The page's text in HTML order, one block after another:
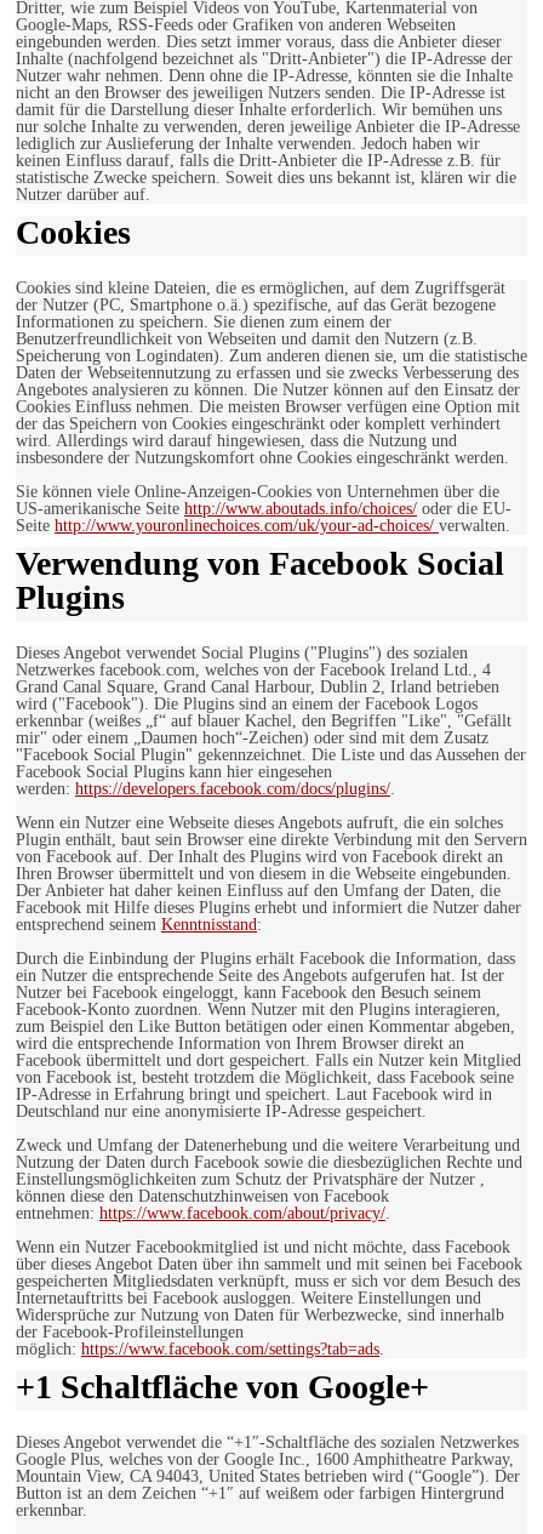
Dritter, wie zum Beispiel Videos von YouTube, Kartenmaterial von
Google-Maps, RSS-Feeds oder Grafiken von anderen Webseiten
eingebunden werden. Dies setzt immer voraus, dass die Anbieter dieser
Inhalte (nachfolgend bezeichnet als "Dritt-Anbieter") die IP-Adresse der
Nutzer wahr nehmen. Denn ohne die IP-Adresse, könnten sie die Inhalte
nicht an den Browser des jeweiligen Nutzers senden. Die IP-Adresse ist
damit für die Darstellung dieser Inhalte erforderlich. Wir bemühen uns
nur solche Inhalte zu verwenden, deren jeweilige Anbieter die IP-Adresse
lediglich zur Auslieferung der Inhalte verwenden. Jedoch haben wir
keinen Einfluss darauf, falls die Dritt-Anbieter die IP-Adresse z.B. für
statistische Zwecke speichern. Soweit dies uns bekannt ist, klären wir die
Nutzer darüber auf.
Cookies
Cookies sind kleine Dateien, die es ermöglichen, auf dem Zugriffsgerät
der Nutzer (PC, Smartphone o.ä.) spezifische, auf das Gerät bezogene
Informationen zu speichern. Sie dienen zum einem der
Benutzerfreundlichkeit von Webseiten und damit den Nutzern (z.B.
Speicherung von Logindaten). Zum anderen dienen sie, um die statistische
Daten der Webseitennutzung zu erfassen und sie zwecks Verbesserung des
Angebotes analysieren zu können. Die Nutzer können auf den Einsatz der
Cookies Einfluss nehmen. Die meisten Browser verfügen eine Option mit
der das Speichern von Cookies eingeschränkt oder komplett verhindert
wird. Allerdings wird darauf hingewiesen, dass die Nutzung und
insbesondere der Nutzungskomfort ohne Cookies eingeschränkt werden.
Sie können viele Online-Anzeigen-Cookies von Unternehmen über die
US-amerikanische Seite http://www.aboutads.info/choices/ oder die EU-
Seite http://www.youronlinechoices.com/uk/your-ad-choices/ verwalten.
Verwendung von Facebook Social
Plugins
Dieses Angebot verwendet Social Plugins ("Plugins") des sozialen
Netzwerkes facebook.com, welches von der Facebook Ireland Ltd., 4
Grand Canal Square, Grand Canal Harbour, Dublin 2, Irland betrieben
wird ("Facebook"). Die Plugins sind an einem der Facebook Logos
erkennbar (weißes „f“ auf blauer Kachel, den Begriffen "Like", "Gefällt
mir" oder einem „Daumen hoch“-Zeichen) oder sind mit dem Zusatz
"Facebook Social Plugin" gekennzeichnet. Die Liste und das Aussehen der
Facebook Social Plugins kann hier eingesehen
werden: https://developers.facebook.com/docs/plugins/.
Wenn ein Nutzer eine Webseite dieses Angebots aufruft, die ein solches
Plugin enthält, baut sein Browser eine direkte Verbindung mit den Servern
von Facebook auf. Der Inhalt des Plugins wird von Facebook direkt an
Ihren Browser übermittelt und von diesem in die Webseite eingebunden.
Der Anbieter hat daher keinen Einfluss auf den Umfang der Daten, die
Facebook mit Hilfe dieses Plugins erhebt und informiert die Nutzer daher
entsprechend seinem Kenntnisstand:
Durch die Einbindung der Plugins erhält Facebook die Information, dass
ein Nutzer die entsprechende Seite des Angebots aufgerufen hat. Ist der
Nutzer bei Facebook eingeloggt, kann Facebook den Besuch seinem
Facebook-Konto zuordnen. Wenn Nutzer mit den Plugins interagieren,
zum Beispiel den Like Button betätigen oder einen Kommentar abgeben,
wird die entsprechende Information von Ihrem Browser direkt an
Facebook übermittelt und dort gespeichert. Falls ein Nutzer kein Mitglied
von Facebook ist, besteht trotzdem die Möglichkeit, dass Facebook seine
IP-Adresse in Erfahrung bringt und speichert. Laut Facebook wird in
Deutschland nur eine anonymisierte IP-Adresse gespeichert.
Zweck und Umfang der Datenerhebung und die weitere Verarbeitung und
Nutzung der Daten durch Facebook sowie die diesbezüglichen Rechte und
Einstellungsmöglichkeiten zum Schutz der Privatsphäre der Nutzer ,
können diese den Datenschutzhinweisen von Facebook
entnehmen: https://www.facebook.com/about/privacy/.
Wenn ein Nutzer Facebookmitglied ist und nicht möchte, dass Facebook
über dieses Angebot Daten über ihn sammelt und mit seinen bei Facebook
gespeicherten Mitgliedsdaten verknüpft, muss er sich vor dem Besuch des
Internetauftritts bei Facebook ausloggen. Weitere Einstellungen und
Widersprüche zur Nutzung von Daten für Werbezwecke, sind innerhalb
der Facebook-Profileinstellungen
möglich: https://www.facebook.com/settings?tab=ads.
+1 Schaltfläche von Google+
Dieses Angebot verwendet die “+1″-Schaltfläche des sozialen Netzwerkes
Google Plus, welches von der Google Inc., 1600 Amphitheatre Parkway,
Mountain View, CA 94043, United States betrieben wird (“Google”). Der
Button ist an dem Zeichen “+1″ auf weißem oder farbigen Hintergrund
erkennbar.